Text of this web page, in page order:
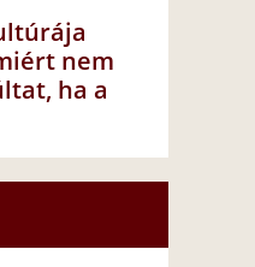
nem
ha a